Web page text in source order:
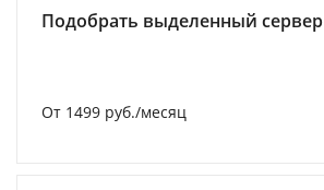
Подобрать выделенный сервер
От 1499 руб./месяц